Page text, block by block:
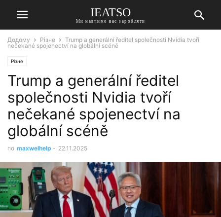
IEATSO
Ми навчимо вас заробляти
Додому Різне
Trump a generální ředitel společnosti Nvidia tvoří
nečekané spojenectví na globální scéně
Різне
Trump a generální ředitel
společnosti Nvidia tvoří
nečekané spojenectví na
globální scéně
по maxwelhelp - 22.11.2025